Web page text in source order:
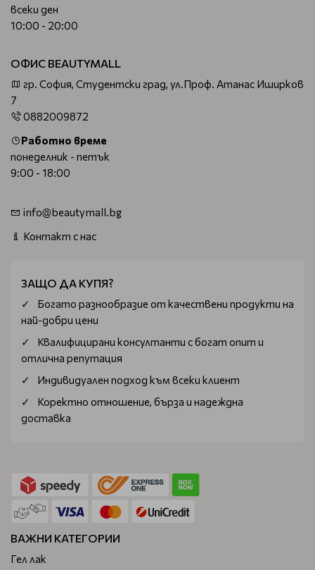
всеки ден
10:00 - 20:00
ОФИС BEAUTYMALL
гр. София, Студентски град, ул.Проф. Атанас Иширков
7
0882009872
Работно време
понеделник - петък
9:00 - 18:00
info@beautymall.bg
Контакт с нас
ЗАЩО ДА КУПЯ?
Богатo разнообразие от качествени продукти на
най-добри цени
Квалифицирани консултанти с богат опит и
отлична репутация
Индивидуален подход към всеки клиент
Коректно отношение, бърза и надеждна
доставка
ВАЖНИ КАТЕГОРИИ
Гел лак